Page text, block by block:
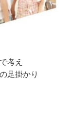
考え
足掛かり